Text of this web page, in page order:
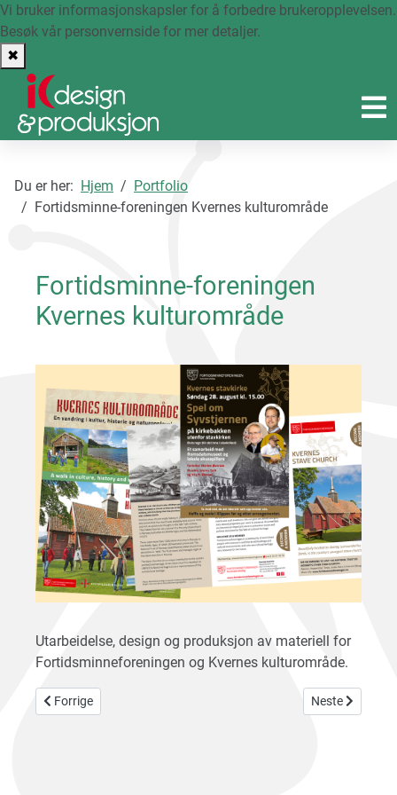
Vi bruker informasjonskapsler for å forbedre brukeropplevelsen.
Besøk vår personvernside for mer detaljer.
✖
Du er her: Hjem
Portfolio
Fortidsminne-foreningen Kvernes kulturområde
Fortidsminne-foreningen
Kvernes kulturområde
Utarbeidelse, design og produksjon av materiell for
Fortidsminneforeningen og Kvernes kulturområde.
Forrige artikkel: Fjord1
Forrige Neste artikkel:
Neste